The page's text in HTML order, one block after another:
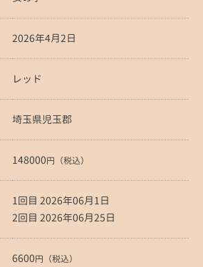
2026年4月2日
レッド
埼玉県児玉郡
148000円（税込）
1回目 2026年06月1日
2回目 2026年06月25日
6600円（税込）